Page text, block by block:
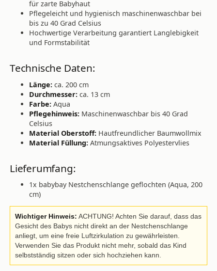
für zarte Babyhaut
Pflegeleicht und hygienisch maschinenwaschbar bei
bis zu 40 Grad Celsius
Hochwertige Verarbeitung garantiert Langlebigkeit
und Formstabilität
Technische Daten:
Länge: ca. 200 cm
Durchmesser: ca. 13 cm
Farbe: Aqua
Pflegehinweis: Maschinenwaschbar bis 40 Grad
Celsius
Material Oberstoff: Hautfreundlicher Baumwollmix
Material Füllung: Atmungsaktives Polyestervlies
Lieferumfang:
1x babybay Nestchenschlange geflochten (Aqua, 200
cm)
Wichtiger Hinweis: ACHTUNG! Achten Sie darauf, dass das
Gesicht des Babys nicht direkt an der Nestchenschlange
anliegt, um eine freie Luftzirkulation zu gewährleisten.
Verwenden Sie das Produkt nicht mehr, sobald das Kind
selbstständig sitzen oder sich hochziehen kann.